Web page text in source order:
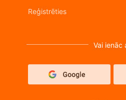
Reģistrēties
Vai ienāc